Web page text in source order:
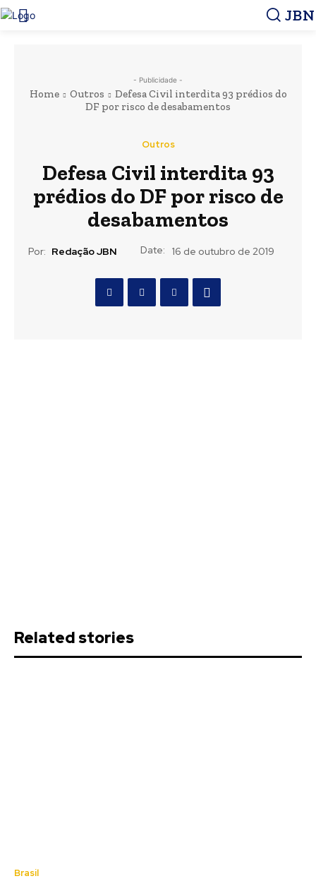
JBN
- Publicidade -
Home Outros
Defesa Civil interdita 93 prédios do
DF por risco de desabamentos
Outros
Defesa Civil interdita 93
prédios do DF por risco de
desabamentos
Por: Redação JBN Date: 16 de outubro de 2019
Related stories
Brasil